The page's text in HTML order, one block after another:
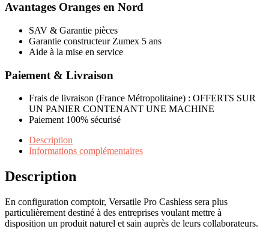
Avantages Oranges en Nord
SAV & Garantie pièces
Garantie constructeur Zumex 5 ans
Aide à la mise en service
Paiement & Livraison
Frais de livraison (France Métropolitaine) : OFFERTS SUR
UN PANIER CONTENANT UNE MACHINE
Paiement 100% sécurisé
Description
Informations complémentaires
Description
En configuration comptoir, Versatile Pro Cashless sera plus
particulièrement destiné à des entreprises voulant mettre à
disposition un produit naturel et sain auprès de leurs collaborateurs.